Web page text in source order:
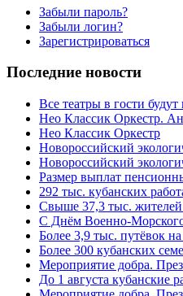
Забыли пароль?
Забыли логин?
Зарегистрироваться
Последние новости
Все театры в гости
Нео Классик Оркестр.
Нео Классик Оркестр
Новороссийский
Новороссийский
Размер выплат
292 тыс. кубанских
Свыше 37,3 тыс. жителей
C Днём Военно-
Более 3,9 тыс. путёвок
Более 300 кубанских
Мероприятие добра.
До 1 августа кубанские